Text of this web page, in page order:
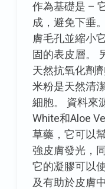
作為基礎是 –
成，避免下垂
膚毛孔並縮小
固的表皮層。
天然抗氧化劑
米粉是天然清
細胞。 資料來
White和Aloe
草藥，它可以
強皮膚發光，
它的凝膠可以
及有助於皮膚